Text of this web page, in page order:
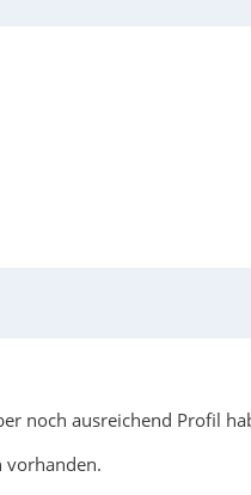
noch ausreichend Profil
vorhanden.